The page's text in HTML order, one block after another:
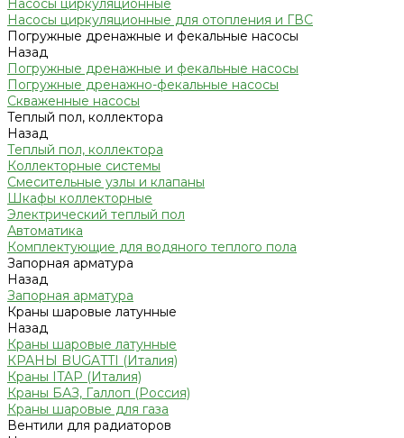
Насосы циркуляционные
Насосы циркуляционные для отопления и ГВС
Погружные дренажные и фекальные насосы
Назад
Погружные дренажные и фекальные насосы
Погружные дренажно-фекальные насосы
Скваженные насосы
Теплый пол, коллектора
Назад
Теплый пол, коллектора
Коллекторные системы
Смесительные узлы и клапаны
Шкафы коллекторные
Электрический теплый пол
Автоматика
Комплектующие для водяного теплого пола
Запорная арматура
Назад
Запорная арматура
Краны шаровые латунные
Назад
Краны шаровые латунные
КРАНЫ BUGATTI (Италия)
Краны ITAP (Италия)
Краны БАЗ, Галлоп (Россия)
Краны шаровые для газа
Вентили для радиаторов